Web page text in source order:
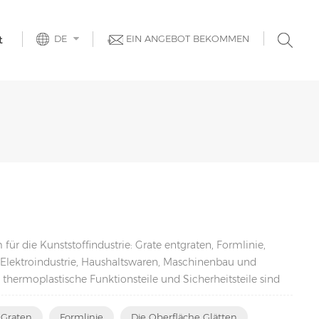
EIN ANGEBOT BEKOMMEN
DE
die Kunststoffindustrie: Grate entgraten, Formlinie,
Haushaltswaren, Maschinenbau und
Funktionsteile und Sicherheitsteile sind